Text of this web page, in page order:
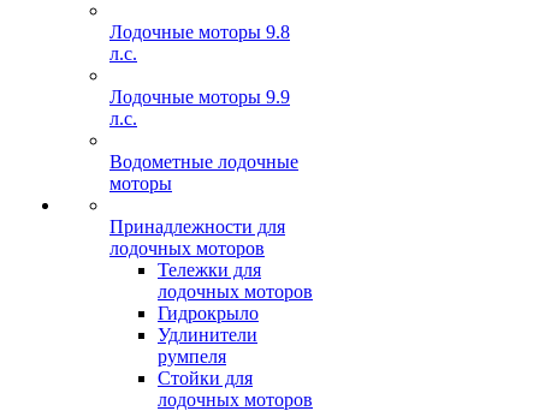
Лодочные моторы 9.8
л.с.
Лодочные моторы 9.9
л.с.
Водометные лодочные
моторы
Принадлежности для
лодочных моторов
Тележки для
лодочных моторов
Гидрокрыло
Удлинители
румпеля
Стойки для
лодочных моторов